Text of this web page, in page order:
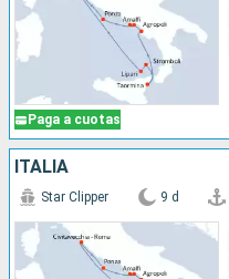
Paga a cuotas
ITALIA
Star Clipper 9 d